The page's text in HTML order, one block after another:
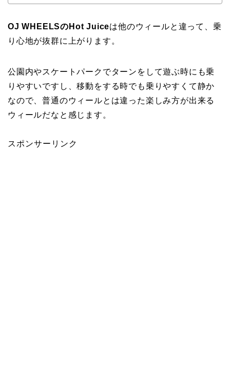
OJ WHEELSのHot Juiceは他のウィールと違って、乗
り心地が抜群に上がります。
公園内やスケートパークでターンをして遊ぶ時にも乗
りやすいですし、移動をする時でも乗りやすくて静か
なので、普通のウィールとは違った楽しみ方が出来る
ウィールだなと感じます。
スポンサーリンク